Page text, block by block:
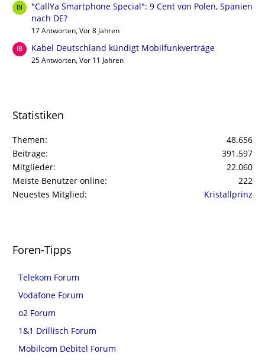
"CallYa Smartphone Special": 9 Cent von Polen, Spanien
nach DE?
17 Antworten, Vor 8 Jahren
Kabel Deutschland kündigt Mobilfunkverträge
25 Antworten, Vor 11 Jahren
Statistiken
Themen
48.656
Beiträge
391.597
Mitglieder
22.060
Meiste Benutzer online
222
Neuestes Mitglied
Kristallprinz
Foren-Tipps
Telekom Forum
Vodafone Forum
o2 Forum
1&1 Drillisch Forum
Mobilcom Debitel Forum